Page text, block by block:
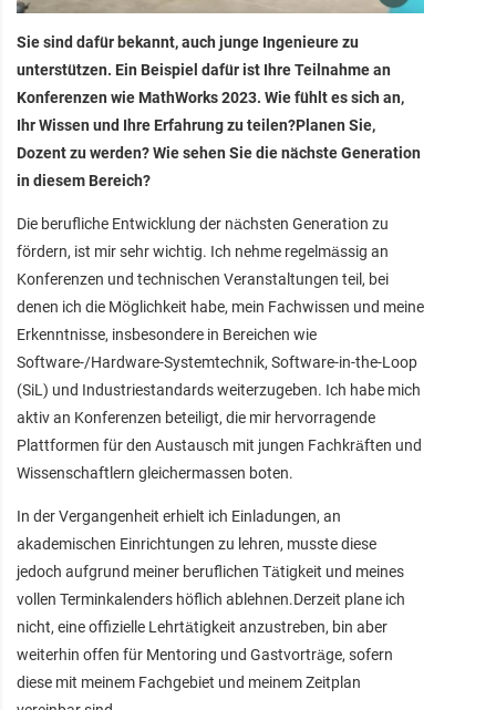
Sie sind dafür bekannt, auch junge Ingenieure zu
unterstützen. Ein Beispiel dafür ist Ihre Teilnahme an
Konferenzen wie MathWorks 2023. Wie fühlt es sich an,
Ihr Wissen und Ihre Erfahrung zu teilen?Planen Sie,
Dozent zu werden? Wie sehen Sie die nächste Generation
in diesem Bereich?
Die berufliche Entwicklung der nächsten Generation zu
fördern, ist mir sehr wichtig. Ich nehme regelmässig an
Konferenzen und technischen Veranstaltungen teil, bei
denen ich die Möglichkeit habe, mein Fachwissen und meine
Erkenntnisse, insbesondere in Bereichen wie
Software-/Hardware-Systemtechnik, Software-in-the-Loop
(SiL) und Industriestandards weiterzugeben. Ich habe mich
aktiv an Konferenzen beteiligt, die mir hervorragende
Plattformen für den Austausch mit jungen Fachkräften und
Wissenschaftlern gleichermassen boten.
In der Vergangenheit erhielt ich Einladungen, an
akademischen Einrichtungen zu lehren, musste diese
jedoch aufgrund meiner beruflichen Tätigkeit und meines
vollen Terminkalenders höflich ablehnen.Derzeit plane ich
nicht, eine offizielle Lehrtätigkeit anzustreben, bin aber
weiterhin offen für Mentoring und Gastvorträge, sofern
diese mit meinem Fachgebiet und meinem Zeitplan